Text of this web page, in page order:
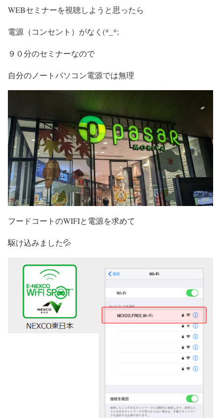
WEBセミナーを視聴しようと思ったら
電源（コンセント）がなく(*_*;
９０分のセミナーなので
自分のノートパソコン電源では無理
フードコートのWIFIと電源を求めて
駆け込みました💦